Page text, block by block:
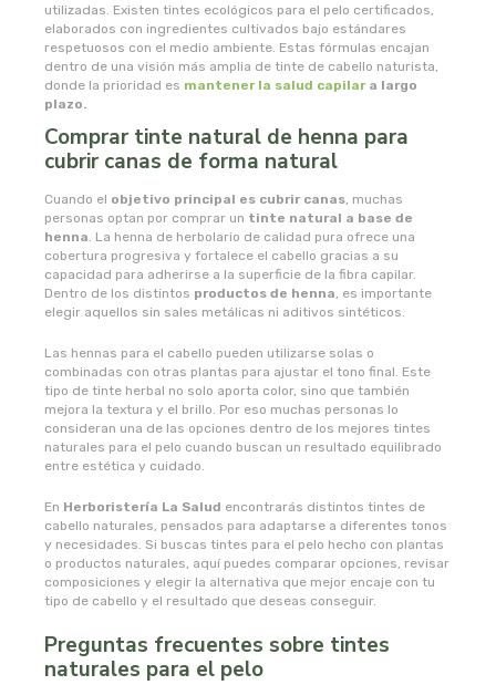
utilizadas. Existen tintes ecológicos para el pelo certificados,
elaborados con ingredientes cultivados bajo estándares
respetuosos con el medio ambiente. Estas fórmulas encajan
dentro de una visión más amplia de tinte de cabello naturista,
donde la prioridad es mantener la salud capilara largo
plazo.
Comprar tinte natural de henna para
cubrir canas de forma natural
Cuando el objetivo principal es cubrir canas, muchas
personas optan por comprar un tinte natural a base de
henna. La henna de herbolario de calidad pura ofrece una
cobertura progresiva y fortalece el cabello gracias a su
capacidad para adherirse a la superficie de la fibra capilar.
Dentro de los distintos productos de henna, es importante
elegir aquellos sin sales metálicas ni aditivos sintéticos.
Las hennas para el cabello pueden utilizarse solas o
combinadas con otras plantas para ajustar el tono final. Este
tipo de tinte herbal no solo aporta color, sino que también
mejora la textura y el brillo. Por eso muchas personas lo
consideran una de las opciones dentro de los mejores tintes
naturales para el pelo cuando buscan un resultado equilibrado
entre estética y cuidado.
En Herboristería La Salud encontrarás distintos tintes de
cabello naturales, pensados para adaptarse a diferentes tonos
y necesidades. Si buscas tintes para el pelo hecho con plantas
o productos naturales, aquí puedes comparar opciones, revisar
composiciones y elegir la alternativa que mejor encaje con tu
tipo de cabello y el resultado que deseas conseguir.
Preguntas frecuentes sobre tintes
naturales para el pelo
natysal
nebula
nutergia
nutribiotica
nutrinat evolution
nutrisport
oma gertrude
orballo
oshadhi